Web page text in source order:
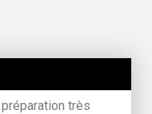
très